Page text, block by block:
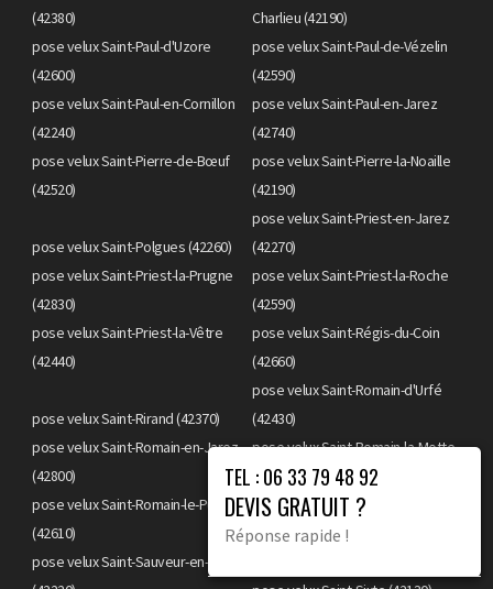
(42380)
Charlieu (42190)
pose velux Saint-Paul-d'Uzore
(42600)
pose velux Saint-Paul-de-Vézelin
(42590)
pose velux Saint-Paul-en-Cornillon
(42240)
pose velux Saint-Paul-en-Jarez
(42740)
pose velux Saint-Pierre-de-Bœuf
(42520)
pose velux Saint-Pierre-la-Noaille
(42190)
pose velux Saint-Polgues (42260)
pose velux Saint-Priest-en-Jarez
(42270)
pose velux Saint-Priest-la-Prugne
(42830)
pose velux Saint-Priest-la-Roche
(42590)
pose velux Saint-Priest-la-Vêtre
(42440)
pose velux Saint-Régis-du-Coin
(42660)
pose velux Saint-Rirand (42370)
pose velux Saint-Romain-d'Urfé
(42430)
pose velux Saint-Romain-en-Jarez
(42800)
pose velux Saint-Romain-la-Motte
(42640)
pose velux Saint-Romain-le-Puy
(42610)
pose velux Saint-Romain-les-
Atheux (42660)
pose velux Saint-Sauveur-en-Rue
TEL : 06 33 79 48 92
DEVIS GRATUIT ?
Réponse rapide !